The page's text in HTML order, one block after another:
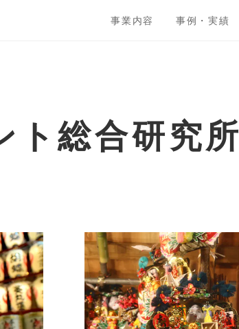
事業内容 事例・実績
ト総合研究所